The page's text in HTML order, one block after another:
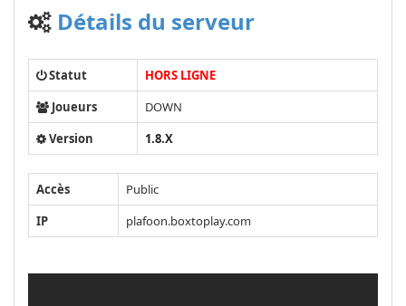
Détails du serveur
Statut
HORS LIGNE
Joueurs
DOWN
Version
1.8.X
Accès
Public
IP
plafoon.boxtoplay.com